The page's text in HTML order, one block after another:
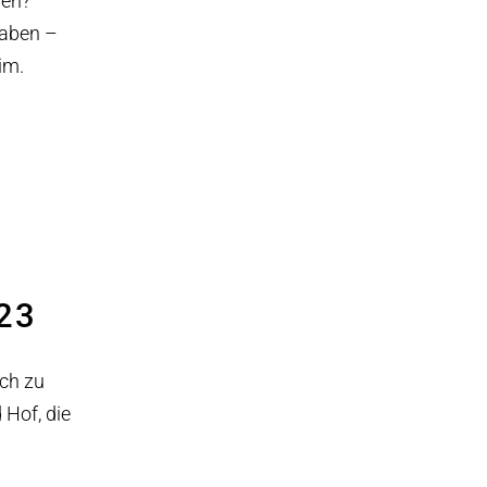
–
zu
Hof, die